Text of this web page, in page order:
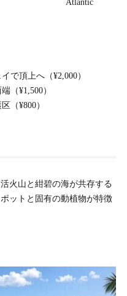
Atlantic
で頂上へ（¥2,000）
（¥1,500）
（¥800）
火山と紺碧の海が共存する
ットと固有の動植物が特徴